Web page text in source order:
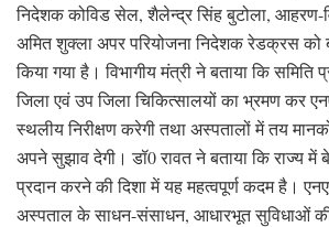
निदेशक कोविड सेल, शैलेन्द्र सिंह बुटोला, आहरण-
अमित शुक्ला अपर परियोजना निदेशक रेडक्रस को
किया गया है। विभागीय मंत्री ने बताया कि
जिला एवं उप जिला चिकित्सालयों का भ्रमण कर
स्थलीय निरीक्षण करेगी तथा अस्पतालों में तय
अपने सुझाव देगी। डॉ0 रावत ने बताया कि राज्य में
प्रदान करने की दिशा में यह महत्वपूर्ण कदम है।
अस्पताल के साधन-संसाधन, आधारभूत सुविधाओं की